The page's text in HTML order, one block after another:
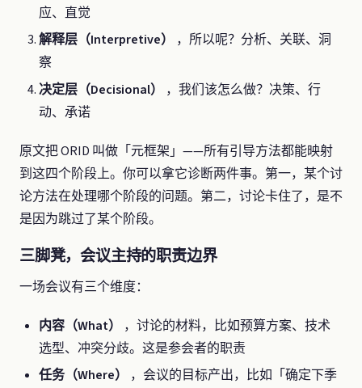
应、直觉
解释层（Interpretive）
，所以呢？分析、关联、洞
察
决定层（Decisional）
，我们该怎么做？决策、行
动、承诺
原文把 ORID 叫做「元框架」——所有引导方法都能映射
到这四个阶段上。你可以拿它诊断两件事。第一，某个讨
论方法在处理哪个阶段的问题。第二，讨论卡住了，是不
是因为跳过了某个阶段。
三脚凳，会议主持的职责边界
一场会议有三个维度：
内容（What）
，讨论的材料，比如预算方案、技术
选型、冲突分歧。这是参会者的职责
任务（Where）
，会议的目标产出，比如「确定下季